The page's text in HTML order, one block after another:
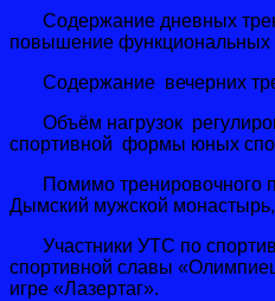
Содержание дневных
повышение функциональных
Содержание вечерних
Объём нагрузок
спортивной формы юных
Помимо тренировочного
Дымский мужской
Участники УТС по
спортивной славы
игре «Лазертаг».